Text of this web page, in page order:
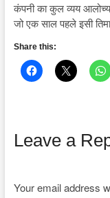
कंपनी का कुल व्यय आलोच्य
जो एक साल पहले इसी
Share this:
Leave a
Your email address